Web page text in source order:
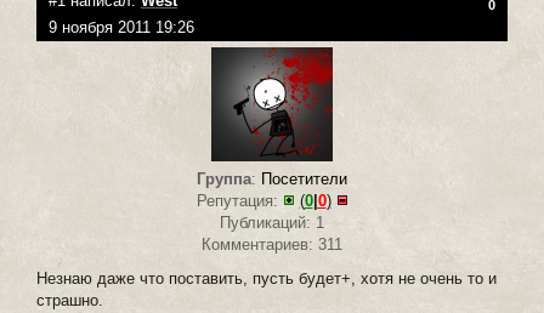
0
9 ноября 2011 19:26
Группа: Посетители
Репутация:
(0| 0)
Публикаций: 1
Комментариев: 311
Незнаю даже что поставить, пусть будет+, хотя не очень то и
страшно.